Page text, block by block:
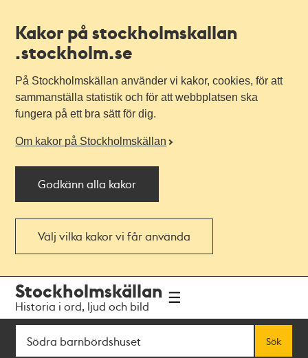
Kakor på stockholmskallan
.stockholm.se
På Stockholmskällan använder vi kakor, cookies, för att
sammanställa statistik och för att webbplatsen ska
fungera på ett bra sätt för dig.
Om kakor på Stockholmskällan
Godkänn alla kakor
Välj vilka kakor vi får använda
navigationen
huvudinnehållet
Stockholmskällan
Historia i ord, ljud och bild
Sök
Sök